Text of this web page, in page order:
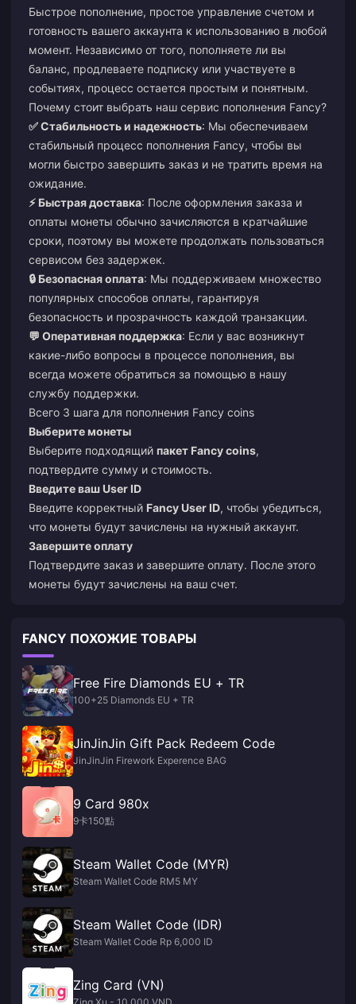
Быстрое пополнение, простое управление счетом и
готовность вашего аккаунта к использованию в любой
момент. Независимо от того, пополняете ли вы
баланс, продлеваете подписку или участвуете в
событиях, процесс остается простым и понятным.
Почему стоит выбрать наш сервис пополнения Fancy?
✅ Стабильность и надежность: Мы обеспечиваем
стабильный процесс пополнения Fancy, чтобы вы
могли быстро завершить заказ и не тратить время на
ожидание.
⚡ Быстрая доставка: После оформления заказа и
оплаты монеты обычно зачисляются в кратчайшие
сроки, поэтому вы можете продолжать пользоваться
сервисом без задержек.
🔒 Безопасная оплата: Мы поддерживаем множество
популярных способов оплаты, гарантируя
безопасность и прозрачность каждой транзакции.
💬 Оперативная поддержка: Если у вас возникнут
какие-либо вопросы в процессе пополнения, вы
всегда можете обратиться за помощью в нашу
службу поддержки.
Всего 3 шага для пополнения Fancy coins
Выберите монеты
Выберите подходящий пакет Fancy coins,
подтвердите сумму и стоимость.
Введите ваш User ID
Введите корректный Fancy User ID, чтобы убедиться,
что монеты будут зачислены на нужный аккаунт.
Завершите оплату
Подтвердите заказ и завершите оплату. После этого
монеты будут зачислены на ваш счет.
FANCY ПОХОЖИЕ ТОВАРЫ
Free Fire Diamonds EU + TR
100+25 Diamonds EU + TR
JinJinJin Gift Pack Redeem Code
JinJinJin Firework Experence BAG
9 Card 980x
9卡150點
Steam Wallet Code (MYR)
Steam Wallet Code RM5 MY
Steam Wallet Code (IDR)
Steam Wallet Code Rp 6,000 ID
Zing Card (VN)